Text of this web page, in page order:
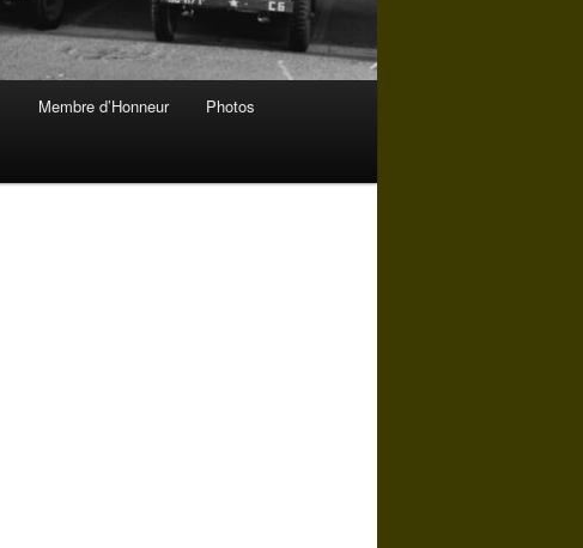
Membre d’Honneur Photos